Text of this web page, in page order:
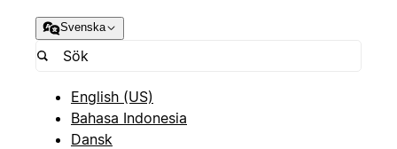
Svenska
English (US)
Bahasa Indonesia
Dansk